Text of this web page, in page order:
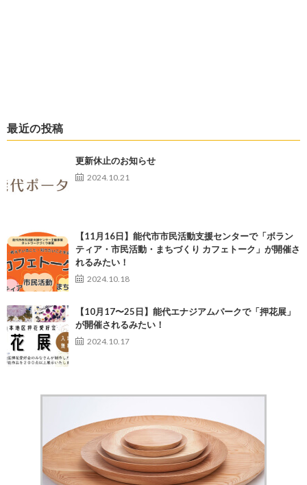
最近の投稿
更新休止のお知らせ
2024.10.21
【11月16日】能代市市民活動支援センターで「ボラン
ティア・市民活動・まちづくり カフェトーク」が開催さ
れるみたい！
2024.10.18
【10月17〜25日】能代エナジアムパークで「押花展」
が開催されるみたい！
2024.10.17